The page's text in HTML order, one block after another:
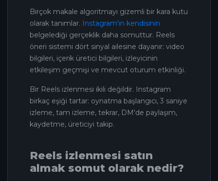
Birçok makale algoritmayı gizemli bir kara kutu
olarak tanımlar. Instagram'ın kendisinin
belgelediği gerçeklik daha somuttur. Reels
öneri sistemi dört sinyal ailesine dayanır: video
bilgileri, içerik üretici bilgileri, izleyicinin
etkileşim geçmişi ve mevcut oturum etkinliği.
Bir Reels izlenmesi ikili değildir. Instagram
birkaç eşiği tartar: oynatma başlangıcı, 3 saniye
izleme, tam izleme, tekrar, DM'de paylaşım,
kaydetme, üreticiyi takip.
Reels izlenmesi satın
almak somut olarak nedir?